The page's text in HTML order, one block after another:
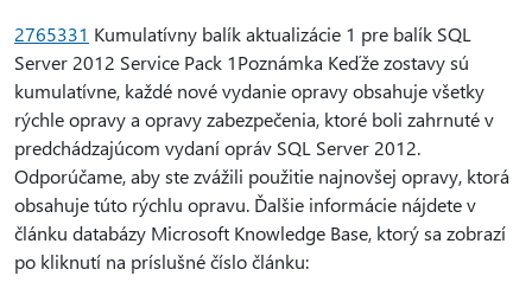
2765331 Kumulatívny balík aktualizácie 1 pre balík SQL
Server 2012 Service Pack 1Poznámka Keďže zostavy sú
kumulatívne, každé nové vydanie opravy obsahuje všetky
rýchle opravy a opravy zabezpečenia, ktoré boli zahrnuté v
predchádzajúcom vydaní opráv SQL Server 2012.
Odporúčame, aby ste zvážili použitie najnovšej opravy, ktorá
obsahuje túto rýchlu opravu. Ďalšie informácie nájdete v
článku databázy Microsoft Knowledge Base, ktorý sa zobrazí
po kliknutí na príslušné číslo článku: